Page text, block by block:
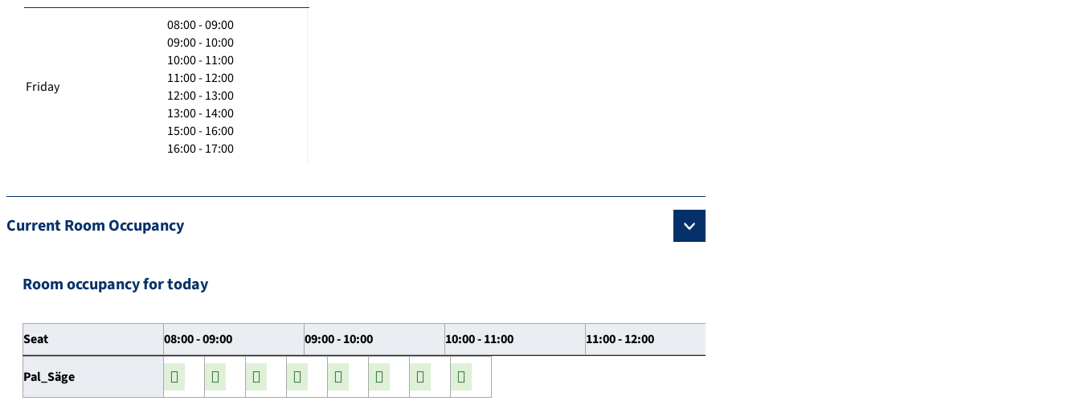
Friday
08:00 - 09:00
09:00 - 10:00
10:00 - 11:00
11:00 - 12:00
12:00 - 13:00
13:00 - 14:00
15:00 - 16:00
16:00 - 17:00
Current Room Occupancy
Room occupancy for today
Seat 08:00 - 09:00 09:00 - 10:00 10:00 - 11:00 11:00 - 12:00
Pal_Säge